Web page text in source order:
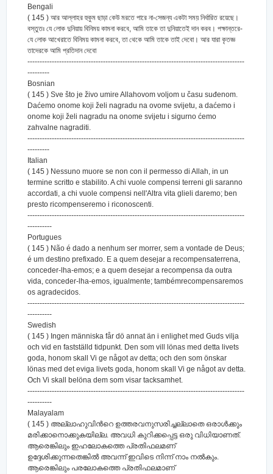
Bengali
( 145 ) আর আল্লাহর হুকুম ছাড়া কেউ মরতে পারে না-সেজন্য একটা সময় নির্ধারিত রয়েছে।
বস্তুতঃ যে লোক দুনিয়ায় বিনিময় কামনা করবে, আমি তাকে তা দুনিয়াতেই দান করব। পক্ষান্তরে-
যে লোক আখেরাতে বিনিময় কামনা করবে, তা থেকে আমি তাকে তাই দেবো। আর যারা কৃতজ্ঞ
তাদেরকে আমি প্রতিদান দেবো
-----------------------------------------------------------------------------------------
---------
Bosnian
( 145 ) Sve što je živo umire Allahovom voljom u času suđenom.
Daćemo onome koji želi nagradu na ovome svijetu, a daćemo i
onome koji želi nagradu na onome svijetu i sigurno ćemo
zahvalne nagraditi.
-----------------------------------------------------------------------------------------
---------
Italian
( 145 ) Nessuno muore se non con il permesso di Allah, in un
termine scritto e stabilito. A chi vuole compensi terreni gli saranno
accordati, a chi vuole compensi nell'Altra vita glieli daremo; ben
presto ricompenseremo i riconoscenti.
-----------------------------------------------------------------------------------------
----------
Portugues
( 145 ) Não é dado a nenhum ser morrer, sem a vontade de Deus;
é um destino prefixado. E a quem desejar a recompensaterrena,
conceder-lha-emos; e a quem desejar a recompensa da outra
vida, conceder-lha-emos, igualmente; tambémrecompensaremos
os agradecidos.
-----------------------------------------------------------------------------------------
----------
Swedish
( 145 ) Ingen människa får dö annat än i enlighet med Guds vilja
och vid en fastställd tidpunkt. Den som vill lönas med detta livets
goda, honom skall Vi ge något av detta; och den som önskar
lönas med det eviga livets goda, honom skall Vi ge något av detta.
Och Vi skall belöna dem som visar tacksamhet.
-----------------------------------------------------------------------------------------
----------
Malayalam
( 145 ) അല്ലാഹുവിന്‍റെ ഉത്തരവനുസരിച്ചല്ലാതെ ഒരാള്‍ക്കും
മരിക്കാനൊക്കുകയില്ല. അവധി കുറിക്കപ്പെട്ട ഒരു വിധിയാണത്‌.
ആരെങ്കിലും ഇഹലോകത്തെ പ്രതിഫലമണ്
ഉദ്ദേശിക്കുന്നതെങ്കില്‍ അവന്ന് ഇവിടെ നിന്ന് നാം നല്‍കും.
ആരെങ്കിലും പരലോകത്തെ പ്രതിഫലമാണ്